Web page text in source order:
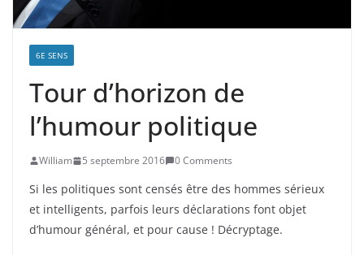
6E SENS
Tour d’horizon de
l’humour politique
William 5 septembre 2016 0 Comments
Si les politiques sont censés être des hommes sérieux
et intelligents, parfois leurs déclarations font objet
d’humour général, et pour cause ! Décryptage.